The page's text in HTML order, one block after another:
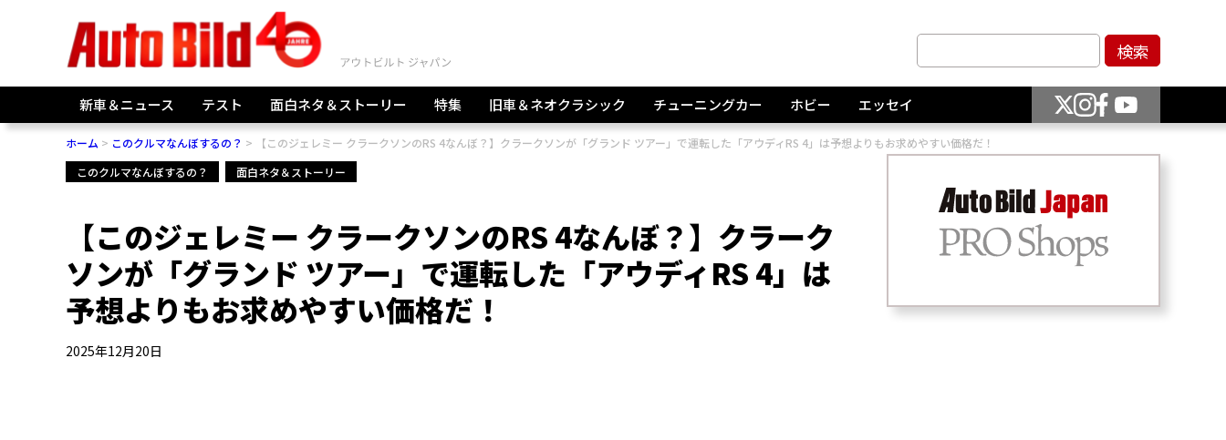
新車＆ニュース テスト 面白ネタ＆ストーリー 特集 旧車＆ネオクラシック チューニングカー ホビー エッセイ
ホーム このクルマなんぼするの？
【このジェレミー クラークソンのRS 4なんぼ？】クラークソンが「グランド ツアー」で運転した「アウディRS 4」は予想よりもお求めやすい価格だ！
このクルマなんぼするの？
面白ネタ＆ストーリー
【このジェレミー クラークソンのRS 4なんぼ？】クラーク
ソンが「グランド ツアー」で運転した「アウディRS 4」は
予想よりもお求めやすい価格だ！
2025年12月20日